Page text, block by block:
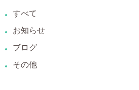
すべて
お知らせ
ブログ
その他